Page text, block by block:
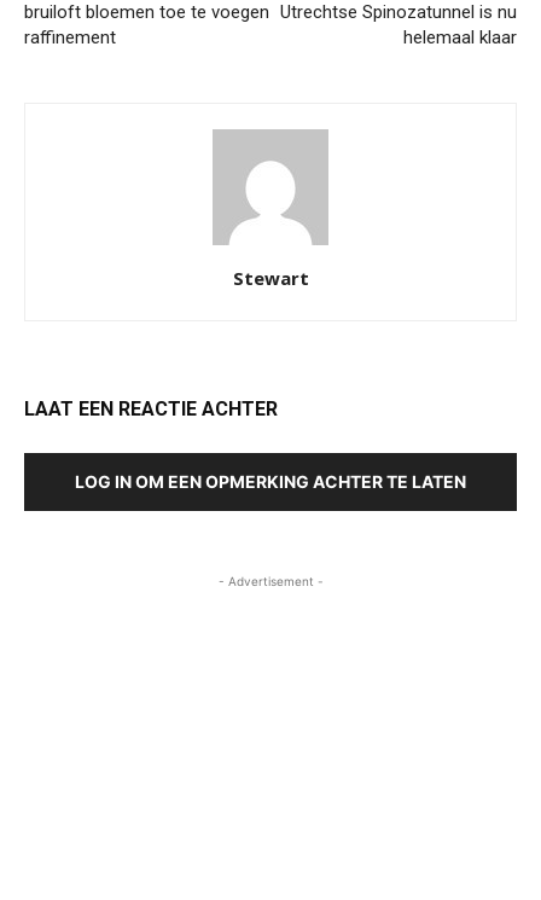
bruiloft bloemen toe te voegen
raffinement
Utrechtse Spinozatunnel is nu
helemaal klaar
Stewart
LAAT EEN REACTIE ACHTER
LOG IN OM EEN OPMERKING ACHTER TE LATEN
- Advertisement -